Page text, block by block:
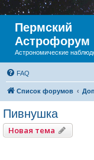
Пермский
Астрофорум
Астрономические
FAQ
Список форумов
Пивнушка
Новая тема